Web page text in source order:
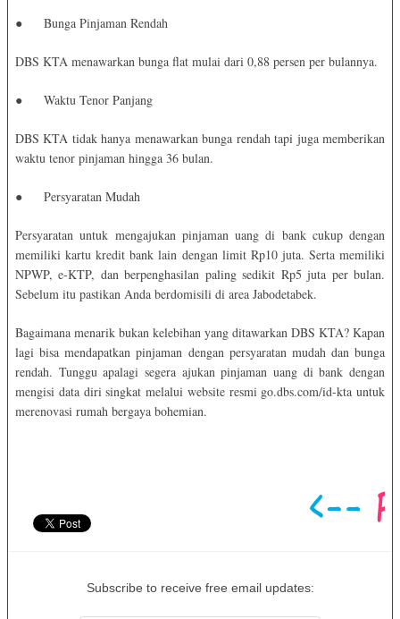
● Bunga Pinjaman Rendah
DBS KTA menawarkan bunga flat mulai dari 0,88 persen per bulannya.
● Waktu Tenor Panjang
DBS KTA tidak hanya menawarkan bunga rendah tapi juga memberikan
waktu tenor pinjaman hingga 36 bulan.
● Persyaratan Mudah
Persyaratan untuk mengajukan pinjaman uang di bank cukup dengan
memiliki kartu kredit bank lain dengan limit Rp10 juta. Serta memiliki
NPWP, e-KTP, dan berpenghasilan paling sedikit Rp5 juta per bulan.
Sebelum itu pastikan Anda berdomisili di area Jabodetabek.
Bagaimana menarik bukan kelebihan yang ditawarkan DBS KTA? Kapan
lagi bisa mendapatkan pinjaman dengan persyaratan mudah dan bunga
rendah. Tunggu apalagi segera ajukan pinjaman uang di bank dengan
mengisi data diri singkat melalui website resmi go.dbs.com/id-kta untuk
merenovasi rumah bergaya bohemian.
Subscribe to receive free email updates: